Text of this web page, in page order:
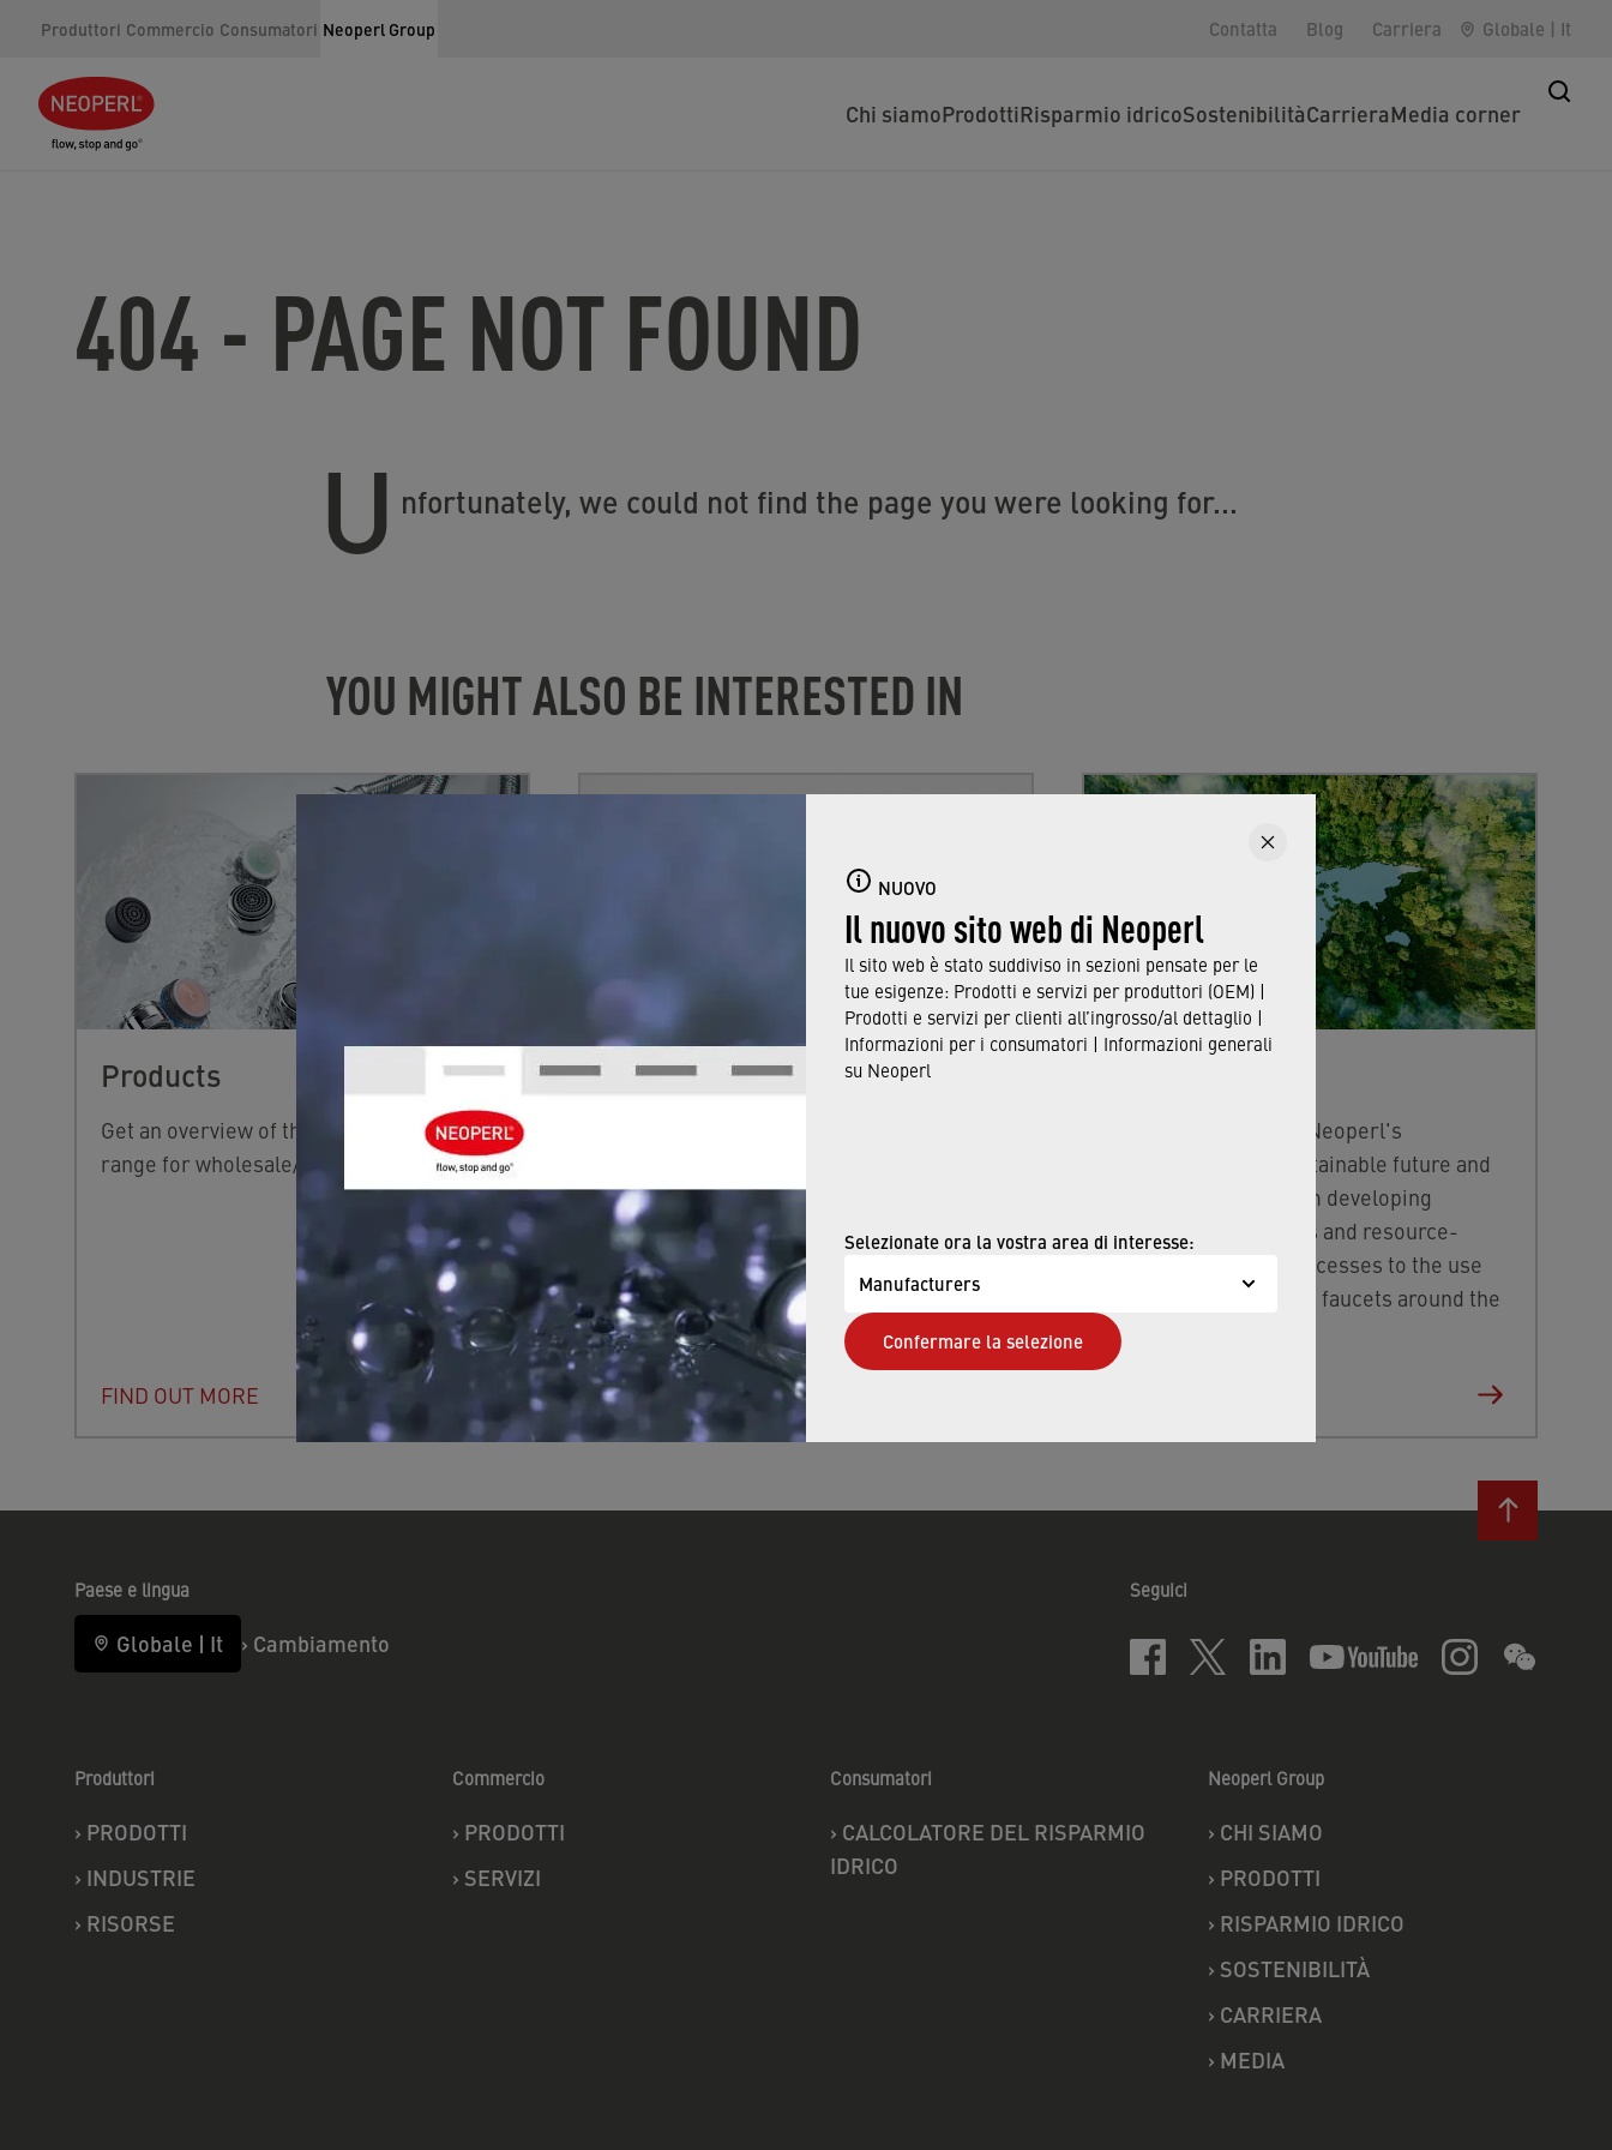
Produttori Commercio Consumatori Neoperl Group Contatta Blog Carriera Globale | It
Chi siamoProdottiRisparmio idricoSostenibilitàCarrieraMedia corner
NUOVO
Il nuovo sito web di Neoperl
Il sito web è stato suddiviso in sezioni pensate per le
tue esigenze: Prodotti e servizi per produttori (OEM) |
Prodotti e servizi per clienti all’ingrosso/al dettaglio |
Informazioni per i consumatori | Informazioni generali
su Neoperl
Selezionate ora la vostra area di interesse:
Manufacturers
Confermare la selezione
404 - PAGE NOT FOUND
U nfortunately, we could not find the page you were looking for...
YOU MIGHT ALSO BE INTERESTED IN
Products
Get an overview of the NEOPERL product
range for wholesale/retail.
FIND OUT MORE
Water conservation
everyone can do their bit to alleviate the
energy crisis.
FIND OUT MORE
Find out more about Neoperl's
commitment to a sustainable future and
extends from developing
efficient technologies and resource-
saving production processes to the use
of our water savers in faucets around the
world.
Paese e lingua
Globale | It › Cambiamento
Seguici
Produttori
› PRODOTTI
› INDUSTRIE
› RISORSE
Commercio
› PRODOTTI
› SERVIZI
Consumatori
› CALCOLATORE DEL RISPARMIO
IDRICO
Neoperl Group
› CHI SIAMO
› PRODOTTI
› RISPARMIO IDRICO
› SOSTENIBILITÀ
› CARRIERA
› MEDIA